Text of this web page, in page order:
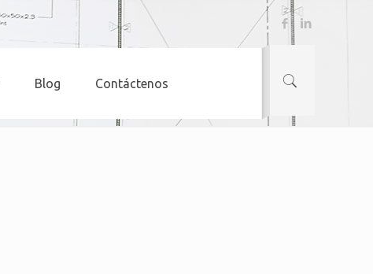
Blog Contáctenos